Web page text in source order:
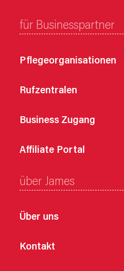
für Businesspartner
Pflegeorganisationen
Rufzentralen
Business Zugang
Affiliate Portal
über James
Über uns
Kontakt